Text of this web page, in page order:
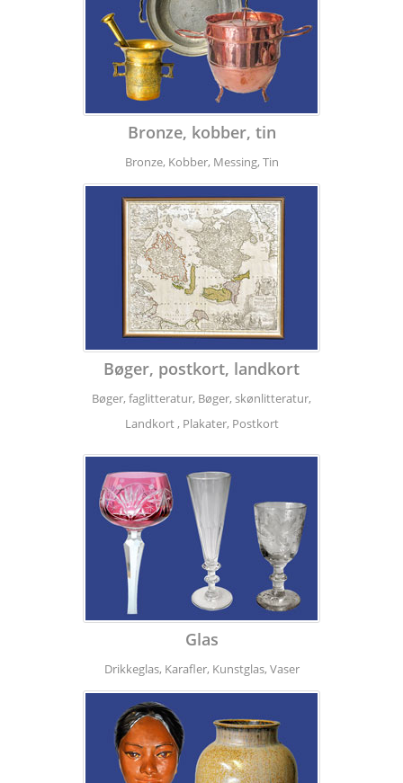
Bronze, kobber, tin
Bronze, Kobber, Messing, Tin
Bøger, postkort, landkort
Bøger, faglitteratur, Bøger, skønlitteratur,
Landkort , Plakater, Postkort
Glas
Drikkeglas, Karafler, Kunstglas, Vaser